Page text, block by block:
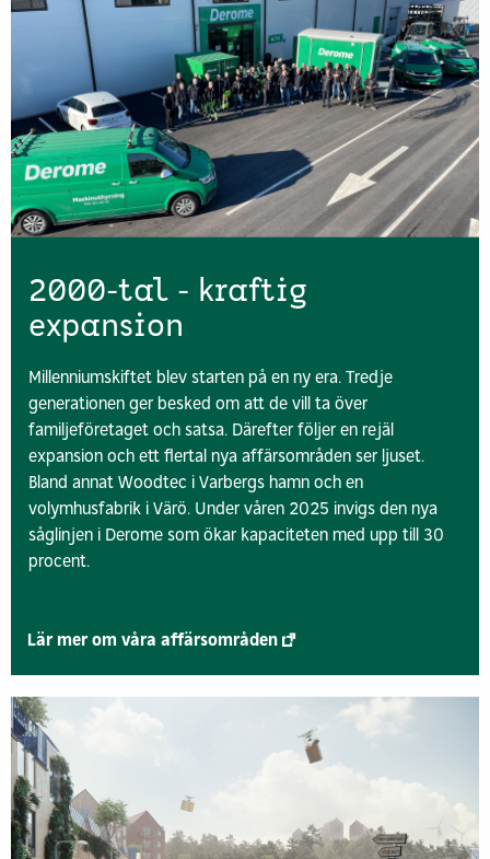
2000-tal - kraftig
expansion
Millenniumskiftet blev starten på en ny era. Tredje
generationen ger besked om att de vill ta över
familjeföretaget och satsa. Därefter följer en rejäl
expansion och ett flertal nya affärsområden ser ljuset.
Bland annat Woodtec i Varbergs hamn och en
volymhusfabrik i Värö. Under våren 2025 invigs den nya
såglinjen i Derome som ökar kapaciteten med upp till 30
procent.
Lär mer om våra affärsområden